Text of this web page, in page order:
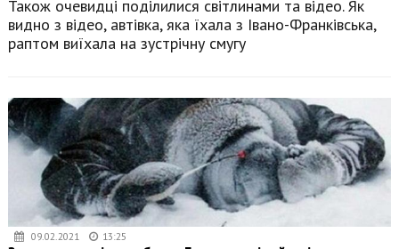
Також очевидці поділилися світлинами та відео. Як
видно з відео, автівка, яка їхала з Івано-Франківська,
раптом виїхала на зустрічну смугу
09.02.2021 13:25